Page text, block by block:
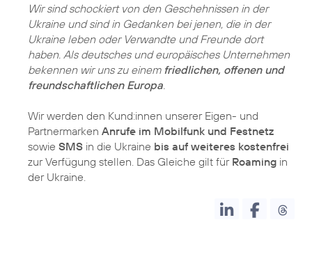
Wir sind schockiert von den Geschehnissen in der
Ukraine und sind in Gedanken bei jenen, die in der
Ukraine leben oder Verwandte und Freunde dort
haben. Als deutsches und europäisches Unternehmen
bekennen wir uns zu einem friedlichen, offenen und
freundschaftlichen Europa
Wir werden den Kund:innen unserer Eigen- und
Partnermarken Anrufe im Mobilfunk und Festnetz
sowie SMS in die Ukraine bis auf weiteres kostenfrei
zur Verfügung stellen. Das Gleiche gilt für Roaming in
der Ukraine.